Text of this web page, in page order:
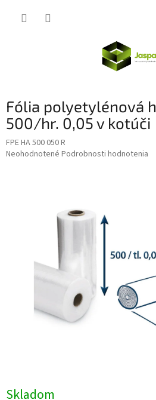
Fólia polyetylénová
500/hr. 0,05 v kotúči
FPE HA 500 050 R
Priemerné
Neohodnotené Podrobnosti hodnotenia
Skladom